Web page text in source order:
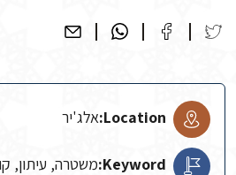
Location: אלג'יר
Keyword: משטרה, עיתון,